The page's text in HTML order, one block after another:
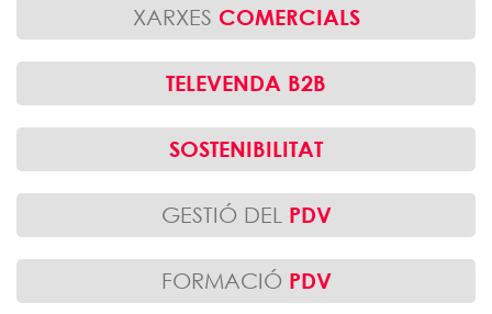
XARXES COMERCIALS
TELEVENDA B2B
SOSTENIBILITAT
GESTIÓ DEL PDV
FORMACIÓ PDV